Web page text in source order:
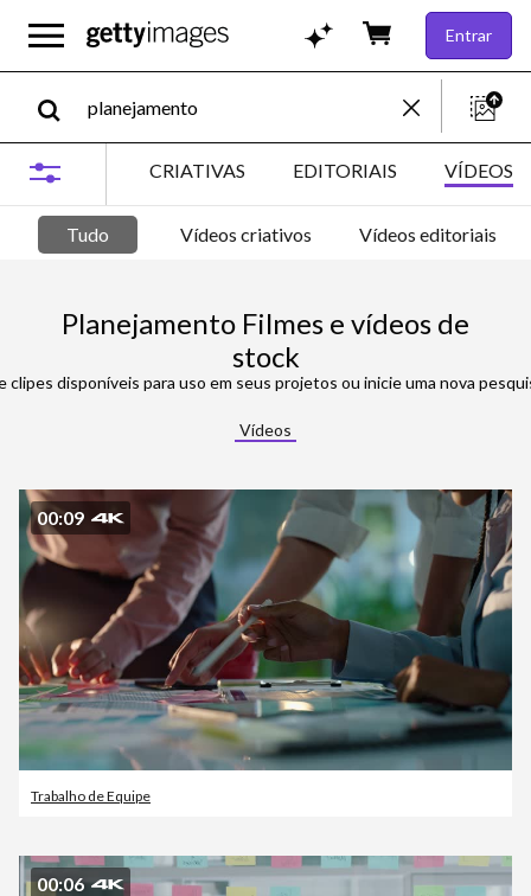
Entrar
CRIATIVAS EDITORIAIS VÍDEOS
Tudo Vídeos criativos Vídeos editoriais
Planejamento Filmes e vídeos de
stock
disponíveis para uso em seus projetos ou inicie uma nova pesquisa
Vídeos
00:09
Trabalho de Equipe
00:06